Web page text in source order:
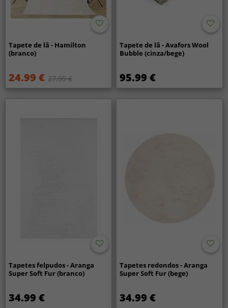
Tapete de lã - Hamilton
(branco)
24.99 € 27.99 €
Tapete de lã - Avafors Wool
Bubble (cinza/bege)
95.99 €
Tapetes felpudos - Aranga
Super Soft Fur (branco)
34.99 €
Tapetes redondos - Aranga
Super Soft Fur (bege)
34.99 €